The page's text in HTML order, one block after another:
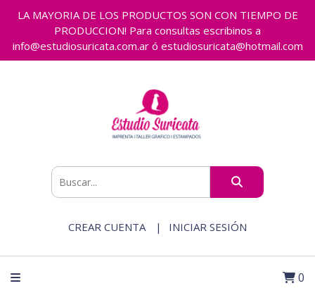
LA MAYORIA DE LOS PRODUCTOS SON CON TIEMPO DE
PRODUCCION! Para consultas escribinos a
info@estudiosuricata.com.ar ó estudiosuricata@hotmail.com
CREAR CUENTA INICIAR SESIÓN
0